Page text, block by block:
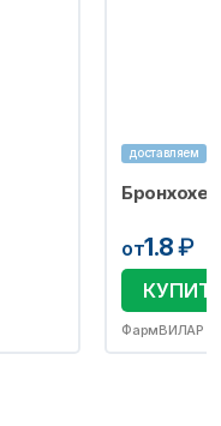
доставляем
от1.8₽
ФармВИЛАР